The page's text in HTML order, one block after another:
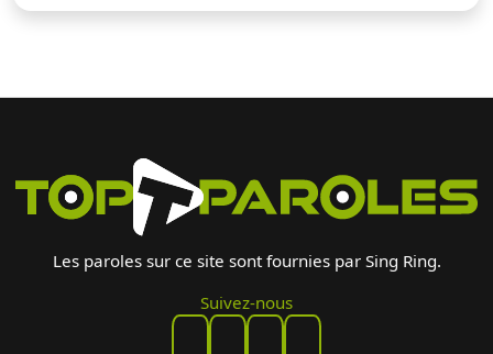
Les paroles sur ce site sont fournies par Sing Ring.
Suivez-nous